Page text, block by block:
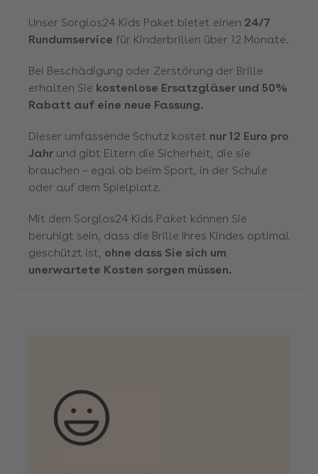
Unser Sorglos24 Kids Paket bietet einen 24/7
Rundumservice für Kinderbrillen über 12 Monate.
Bei Beschädigung oder Zerstörung der Brille
erhalten Sie kostenlose Ersatzgläser und 50%
Rabatt auf eine neue Fassung.
Dieser umfassende Schutz kostet nur 12 Euro pro
Jahr und gibt Eltern die Sicherheit, die sie
brauchen – egal ob beim Sport, in der Schule
oder auf dem Spielplatz.
Mit dem Sorglos24 Kids Paket können Sie
beruhigt sein, dass die Brille Ihres Kindes optimal
geschützt ist, ohne dass Sie sich um
unerwartete Kosten sorgen müssen.